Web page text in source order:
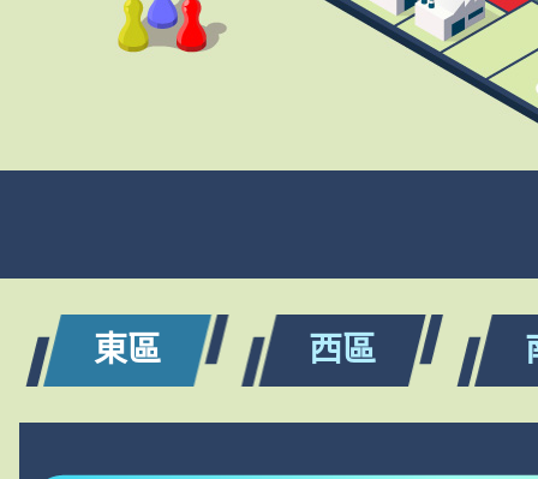
東區 西區